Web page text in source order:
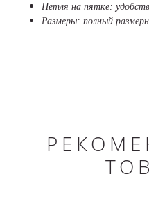
Петля на пятке:
Размеры: полный